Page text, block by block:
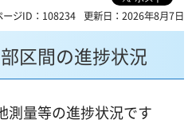
ージID：108234 更新日：2026年8月7日
区間の進捗状況
測量等の進捗状況です